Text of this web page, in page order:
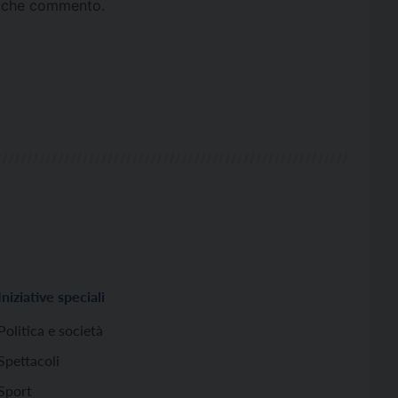
commento.
Iniziative speciali
Politica e società